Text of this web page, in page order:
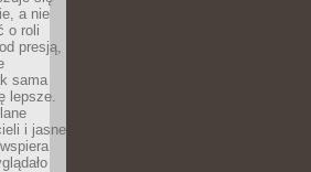
a nie
o roli
presją,
sama
lepsze.
i jasne